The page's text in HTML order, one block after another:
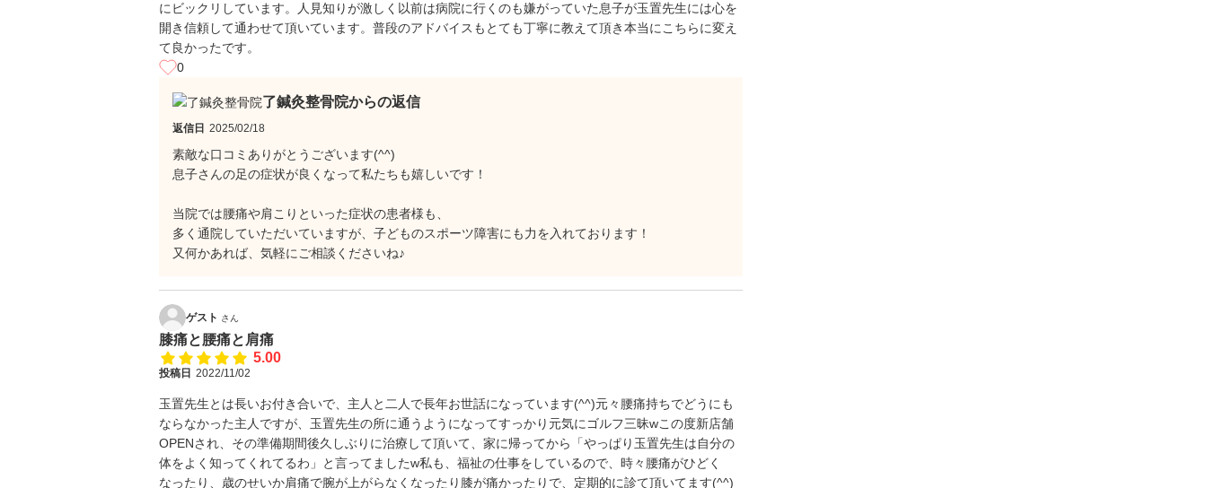
にビックリしています。人見知りが激しく以前は病院に行くのも嫌がっていた息子が玉置先生には心を
開き信頼して通わせて頂いています。普段のアドバイスもとても丁寧に教えて頂き本当にこちらに変え
て良かったです。
0
了鍼灸整骨院からの返信
返信日 2025/02/18
素敵な口コミありがとうございます(^^)
息子さんの足の症状が良くなって私たちも嬉しいです！
当院では腰痛や肩こりといった症状の患者様も、
多く通院していただいていますが、子どものスポーツ障害にも力を入れております！
又何かあれば、気軽にご相談くださいね♪
ゲスト さん
膝痛と腰痛と肩痛
5.00
投稿日 2022/11/02
玉置先生とは長いお付き合いで、主人と二人で長年お世話になっています(^^)元々腰痛持ちでどうにも
ならなかった主人ですが、玉置先生の所に通うようになってすっかり元気にゴルフ三昧wこの度新店舗
OPENされ、その準備期間後久しぶりに治療して頂いて、家に帰ってから「やっぱり玉置先生は自分の
体をよく知ってくれてるわ」と言ってましたw私も、福祉の仕事をしているので、時々腰痛がひどく
なったり、歳のせいか肩痛で腕が上がらなくなったり膝が痛かったりで、定期的に診て頂いてます(^^)